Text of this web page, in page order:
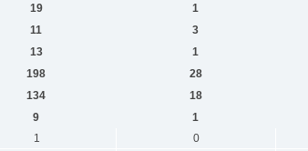
19 1
11 3
13 1
198 28
134 18
9 1
1 0